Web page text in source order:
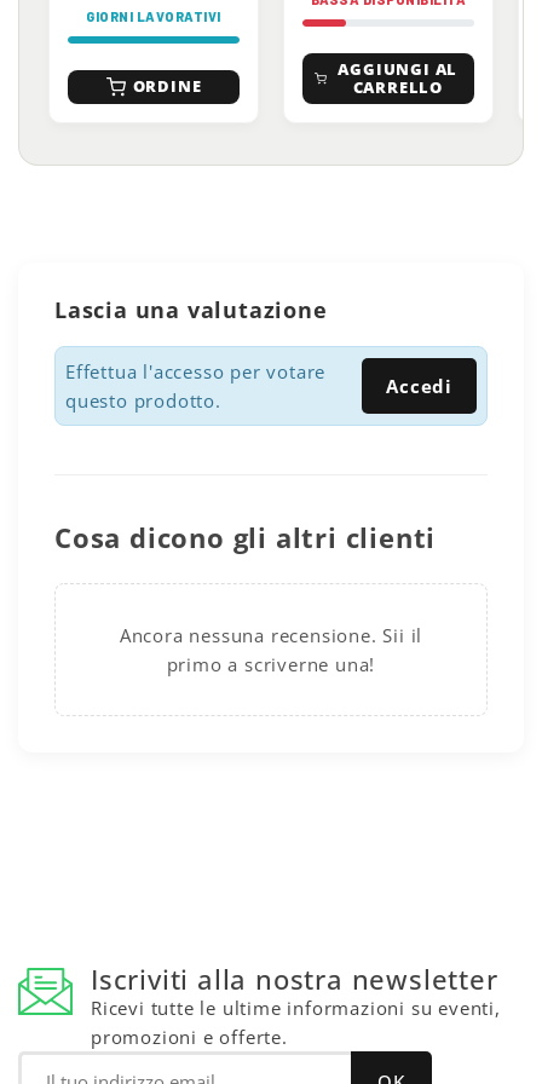
GIORNI LAVORATIVI
ORDINE
AGGIUNGI AL
CARRELLO
Lascia una valutazione
Effettua l'accesso per votare
questo prodotto.
Accedi
Cosa dicono gli altri clienti
Ancora nessuna recensione. Sii il
primo a scriverne una!
Iscriviti alla nostra newsletter
Ricevi tutte le ultime informazioni su eventi,
promozioni e offerte.